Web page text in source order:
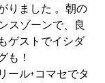
りました 。朝の
スゾーンで、良
ゲストでイシダ
も！
ール+コマセでタ